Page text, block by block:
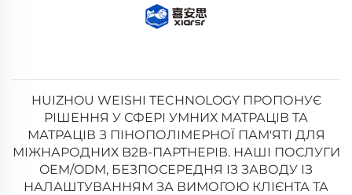
HUIZHOU WEISHI TECHNOLOGY ПРОПОНУЄ
РІШЕННЯ У СФЕРІ УМНИХ МАТРАЦІВ ТА
МАТРАЦІВ З ПІНОПОЛІМЕРНОЇ ПАМ'ЯТІ ДЛЯ
МІЖНАРОДНИХ B2B-ПАРТНЕРІВ. НАШІ ПОСЛУГИ
OEM/ODM, БЕЗПОСЕРЕДНЯ ІЗ ЗАВОДУ ІЗ
НАЛАШТУВАННЯМ ЗА ВИМОГОЮ КЛІЄНТА ТА